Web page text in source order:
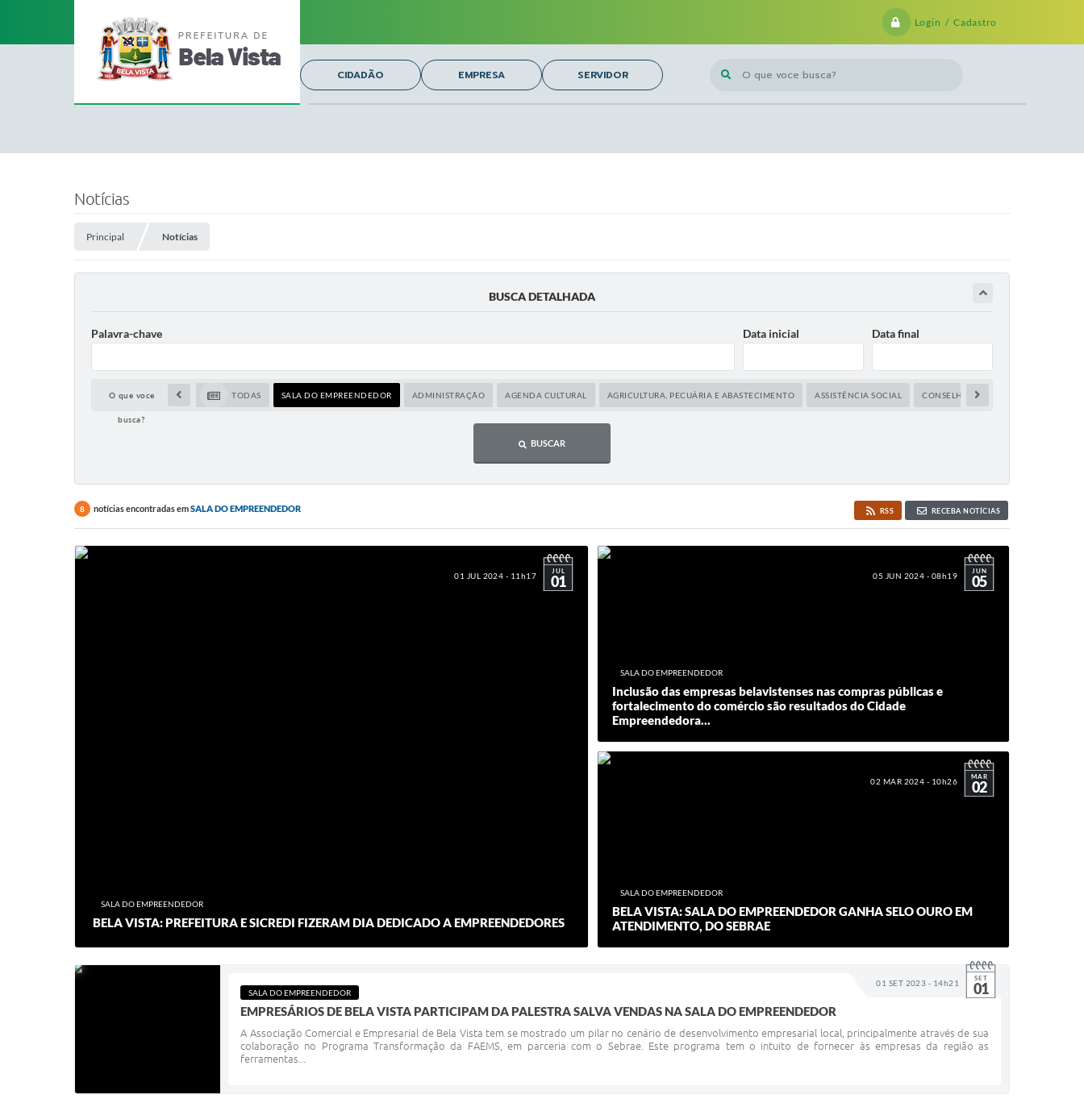
Login / Cadastro
O que voce busca?
CIDADÃO EMPRESA SERVIDOR
Notícias
Principal Notícias
BUSCA DETALHADA
Palavra-chave Data inicial Data final
O que voce
busca?
TODAS SALA DO EMPREENDEDOR ADMINISTRAÇÃO AGENDA CULTURAL AGRICULTURA, PECUÁRIA E ABASTECIMENTO ASSISTÊNCIA SOCIAL CONSELHO TUTELAR
BUSCAR
8 notícias encontradas emSALA DO EMPREENDEDOR RSS RECEBA NOTÍCIAS
01 JUL 2024 - 11h17 JUL
01
SALA DO EMPREENDEDOR
BELA VISTA: PREFEITURA E SICREDI FIZERAM DIA DEDICADO A EMPREENDEDORES
05 JUN 2024 - 08h19 JUN
05
SALA DO EMPREENDEDOR
Inclusão das empresas belavistenses nas compras públicas e
fortalecimento do comércio são resultados do Cidade
Empreendedora...
02 MAR 2024 - 10h26 MAR
02
SALA DO EMPREENDEDOR
BELA VISTA: SALA DO EMPREENDEDOR GANHA SELO OURO EM
ATENDIMENTO, DO SEBRAE
01 SET 2023 - 14h21 SET
01
SALA DO EMPREENDEDOR
EMPRESÁRIOS DE BELA VISTA PARTICIPAM DA PALESTRA SALVA VENDAS NA SALA DO EMPREENDEDOR
A Associação Comercial e Empresarial de Bela Vista tem se mostrado um pilar no cenário de desenvolvimento empresarial local, principalmente através de sua
colaboração no Programa Transformação da FAEMS, em parceria com o Sebrae. Este programa tem o intuito de fornecer às empresas da região as
ferramentas...